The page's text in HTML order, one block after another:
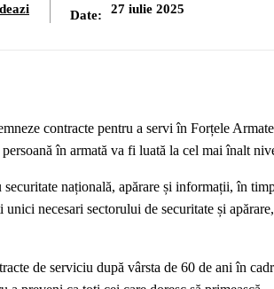
Date: 27 iulie 2025
contracte pentru a servi în Forțele
în armată va fi luată la cel mai înalt
națională, apărare și informații, în
necesari sectorului de securitate și
de serviciu după vârsta de 60 de ani în